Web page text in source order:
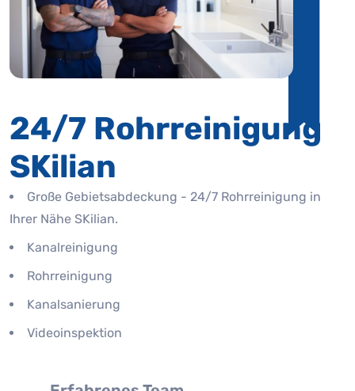
24/7 Rohrreinigung
SKilian
Große Gebietsabdeckung - 24/7 Rohrreinigung in
Ihrer Nähe SKilian.
Kanalreinigung
Rohrreinigung
Kanalsanierung
Videoinspektion